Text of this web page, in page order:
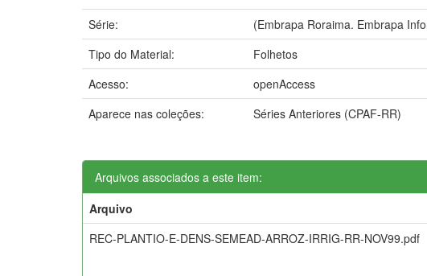
Série:
(Embrapa Roraima. Embrapa
Tipo do Material:
Folhetos
Acesso:
openAccess
Aparece nas coleções:
Séries Anteriores (CPAF-RR)
Arquivos associados a este item:
Arquivo
REC-PLANTIO-E-DENS-SEMEAD-ARROZ-IRRIG-RR-NOV99.pdf